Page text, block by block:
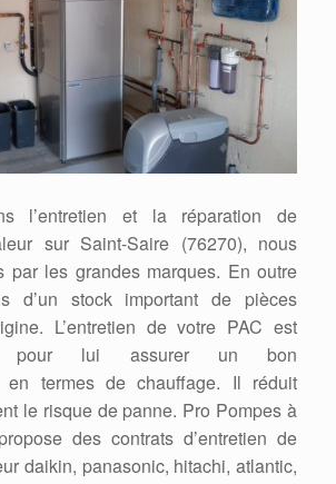
l’entretien et la réparation de
sur Saint-Saire (76270), nous
par les grandes marques. En outre
d’un stock important de pièces
L’entretien de votre PAC est
pour lui assurer un bon
en termes de chauffage. Il réduit
le risque de panne. Pro Pompes à
des contrats d’entretien de
daikin, panasonic, hitachi, atlantic,